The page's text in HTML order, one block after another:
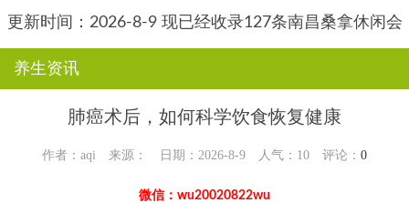
更新时间：2026-8-9 现已经收录127条南昌桑拿休闲会
养生资讯
肺癌术后，如何科学饮食恢复健康
作者：aqi 来源： 日期：2026-8-9 人气： 10 评论： 0
微信：wu20020822wu